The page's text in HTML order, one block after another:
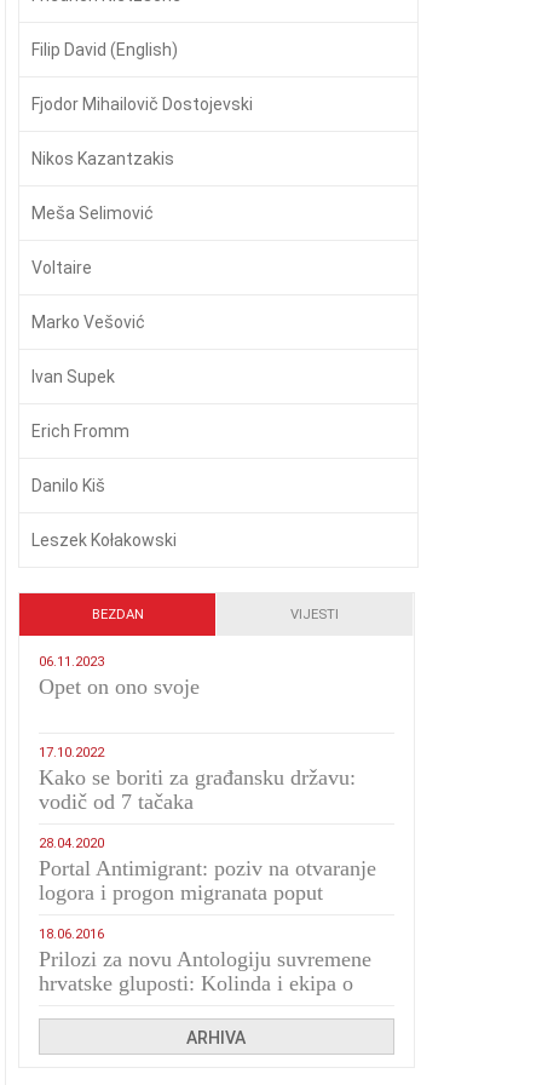
Filip David (English)
Fjodor Mihailovič Dostojevski
Nikos Kazantzakis
Meša Selimović
Voltaire
Marko Vešović
Ivan Supek
Erich Fromm
Danilo Kiš
Leszek Kołakowski
BEZDAN VIJESTI
06.11.2023
​Opet on ono svoje
17.10.2022
Kako se boriti za građansku državu:
vodič od 7 tačaka
28.04.2020
Portal Antimigrant: poziv na otvaranje
logora i progon migranata poput
18.06.2016
Prilozi za novu Antologiju suvremene
hrvatske gluposti: Kolinda i ekipa o
ARHIVA